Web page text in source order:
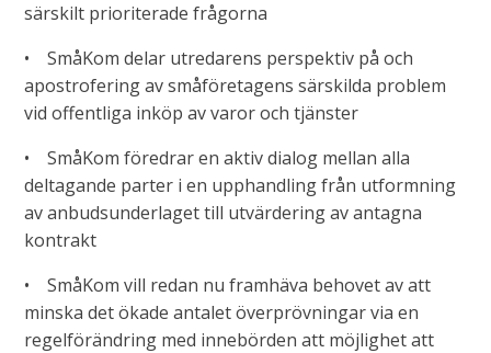
särskilt prioriterade frågorna
• SmåKom delar utredarens perspektiv på och
apostrofering av småföretagens särskilda problem
vid offentliga inköp av varor och tjänster
• SmåKom föredrar en aktiv dialog mellan alla
deltagande parter i en upphandling från utformning
av anbudsunderlaget till utvärdering av antagna
kontrakt
• SmåKom vill redan nu framhäva behovet av att
minska det ökade antalet överprövningar via en
regelförändring med innebörden att möjlighet att